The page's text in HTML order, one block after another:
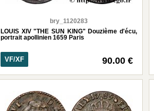
bry_1120283
LOUIS XIV "THE SUN KING" Douzième d'écu,
portrait apollinien 1659 Paris
VF/XF 90.00 €